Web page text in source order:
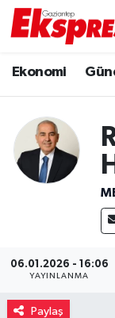
Ekonomi
06.01.2026 - 16:06
YAYINLANMA
Paylaş
Ekonomi
Gaziantep
Genel
Haberler
Kültür
Trafik
Puan
Tüm
Son
Haber Arşivi